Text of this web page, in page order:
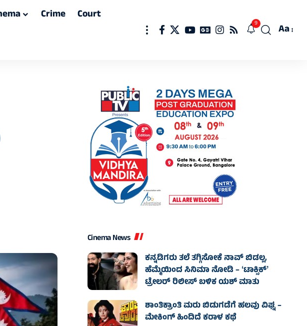
Crime
Court
9
Font
Aa
Cinema News
ಕನ್ನಡಿಗರು ತಲೆ ತಗ್ಗಿಸೋಕೆ ನಾವ್‌ ಬಿಡಲ್ಲ,
ಹೆಮ್ಮೆಯಿಂದ ಸಿನಿಮಾ ನೋಡಿ – ʻಟಾಕ್ಸಿಕ್‌ʼ
ಟ್ರೇಲರ್‌ ರಿಲೀಸ್‌ ಬಳಿಕ ಯಶ್‌ ಮಾತು
ಶಾಂತಿಕ್ರಾಂತಿ ಮರು ಬಿಡುಗಡೆಗೆ ಹಲವು ವಿಘ್ನ –
ಮೇಕಿಂಗ್ ಹಿಂದಿದೆ ಕರಾಳ ಕಥೆ